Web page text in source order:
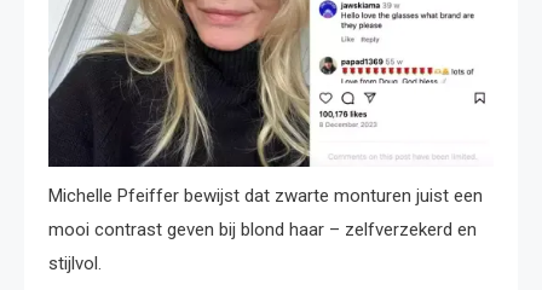
Michelle Pfeiffer bewijst dat zwarte monturen juist een
mooi contrast geven bij blond haar – zelfverzekerd en
stijlvol.